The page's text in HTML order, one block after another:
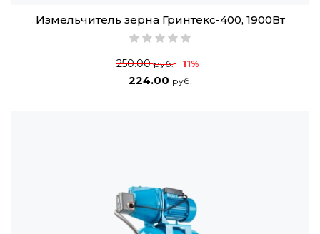
Измельчитель зерна Гринтекс-400, 1900Вт
250.00руб. 11%
224.00 руб.